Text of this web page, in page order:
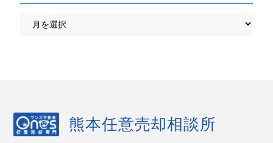
熊本任意売却相談所